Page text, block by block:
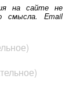
на сайте не
смысла. Email